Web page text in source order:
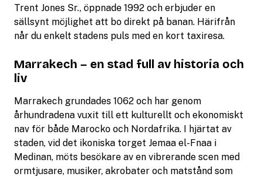
Trent Jones Sr., öppnade 1992 och erbjuder en
sällsynt möjlighet att bo direkt på banan. Härifrån
når du enkelt stadens puls med en kort taxiresa.
Marrakech – en stad full av historia och
liv
Marrakech grundades 1062 och har genom
århundradena vuxit till ett kulturellt och ekonomiskt
nav för både Marocko och Nordafrika. I hjärtat av
staden, vid det ikoniska torget Jemaa el-Fnaa i
Medinan, möts besökare av en vibrerande scen med
ormtjusare, musiker, akrobater och matstånd som